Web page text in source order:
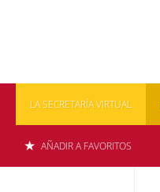
LA SECRETARÍA VIRTUAL
AÑADIR A FAVORITOS